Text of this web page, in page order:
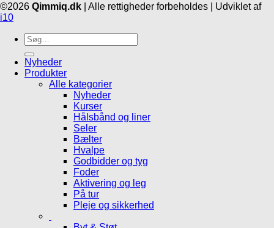
©2026 Qimmiq.dk | Alle rettigheder forbeholdes | Udviklet af
i10
Søg
efter:
Nyheder
Produkter
Alle kategorier
Nyheder
Kurser
Hålsbånd og liner
Seler
Bælter
Hvalpe
Godbidder og tyg
Foder
Aktivering og leg
På tur
Pleje og sikkerhed